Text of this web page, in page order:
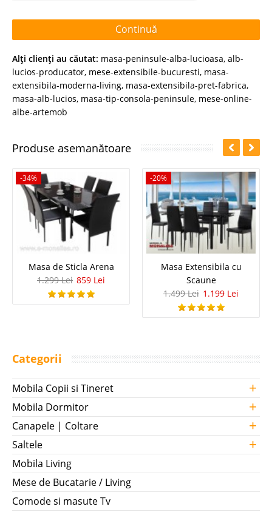
Continuă
Alţi clienţi au căutat: masa-peninsule-alba-lucioasa, alb-
lucios-producator, mese-extensibile-bucuresti, masa-
extensibila-moderna-living, masa-extensibila-pret-fabrica,
masa-alb-lucios, masa-tip-consola-peninsule, mese-online-
albe-artemob
Produse asemanătoare
-34%
Masa de Sticla Arena
1.299 Lei 859 Lei
-20%
Masa Extensibila cu
Scaune
1.499 Lei 1.199 Lei
Categorii
Mobila Copii si Tineret +
Mobila Dormitor +
Canapele | Coltare +
Saltele +
Mobila Living
Mese de Bucatarie / Living
Comode si masute Tv